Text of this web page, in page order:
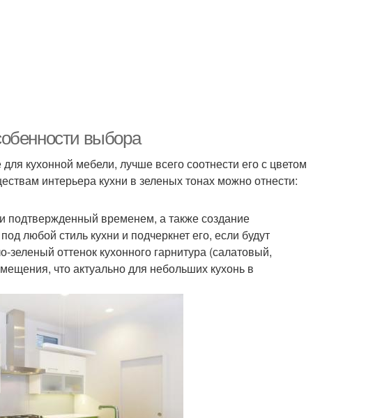
выбора
кухонной мебели, лучше всего соотнести его с цветом
интерьера кухни в зеленых тонах можно отнести:
подтвержденный временем, а также создание
любой стиль кухни и подчеркнет его, если будут
оттенок кухонного гарнитура (салатовый,
что актуально для небольших кухонь в